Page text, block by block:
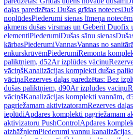
daļas paredzētas: Dušas grīdas noteces
noplūdesPiederumi sienas līmeņa notecēm
akmens dušas virsmas un Geberit Duofix
elementiPiederumiDušas sānu sienas
kārbasPiederumiVannasVannas no
enkurskrūvēmPiederumiRemonta
paliktņiem, d52Ar izplūdes vāciņu
vāciņšKanalizācijas komplekti dušas
vāciņaRezerves daļas paredzētas: Bez
dušas paliktņiem, d90Ar izplūdes vāciņu
vāciņšKanalizācijas komplekti vannām,
pagriežamam aktivizatoramRezerves
ieplūdiApdares komplekti pagriežamam
aktivizatoru PushControlApdares
aizbāžņiemPiederumi vannu